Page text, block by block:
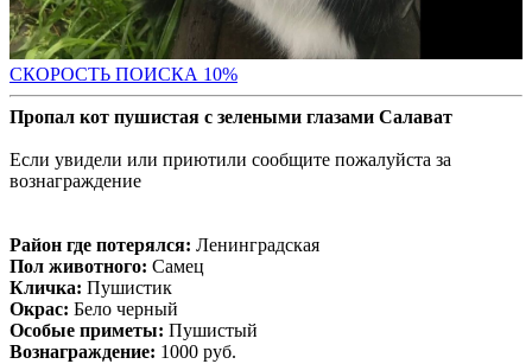
СКОРОСТЬ ПОИСКА 10%
Пропал кот пушистая с зелеными глазами Салават
Если увидели или приютили сообщите пожалуйста за
вознаграждение
Район где потерялся: Ленинградская
Пол животного: Самец
Кличка: Пушистик
Окрас: Бело черный
Особые приметы: Пушистый
Вознаграждение: 1000 руб.